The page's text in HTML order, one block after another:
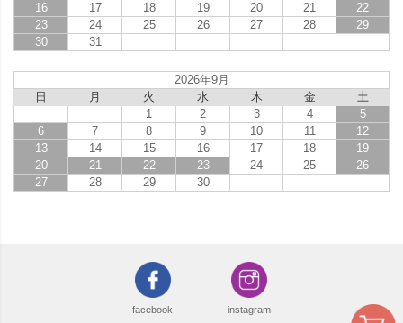
16
17 18 19 20 21
22
23
24 25 26 27 28
29
30
31
2026年9月
日
月 火 水 木 金
土
1
2 3 4
5
6
7 8 9 10 11
12
13
14 15 16 17 18
19
20
21 22 23 24 25
26
27
28 29 30
facebook instagram